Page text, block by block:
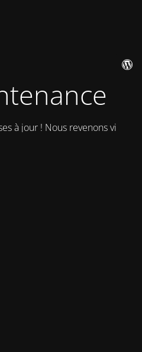
à jour ! Nous revenons vite !